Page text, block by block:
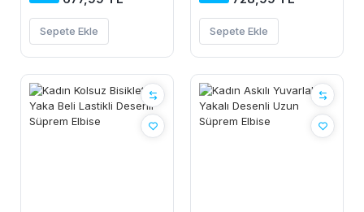
Sepete Ekle Sepete Ekle